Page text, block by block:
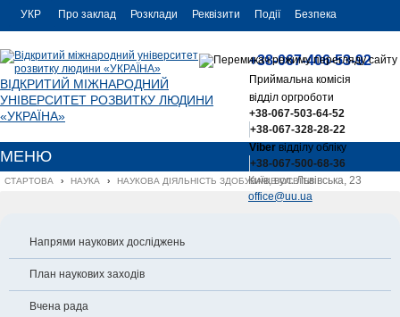
УКР
ENG
Про заклад Розклади Реквізити Події Безпека
ВІДКРИТИЙ МІЖНАРОДНИЙ
УНІВЕРСИТЕТ РОЗВИТКУ ЛЮДИНИ
«УКРАЇНА»
+38-067-406-53-92
Приймальна комісія
відділ оргроботи
+38-067-503-64-52
+38-067-328-28-22
Viberвідділу обліку
+38-067-500-68-36
Київ, вул. Львівська, 23
office@uu.ua
МЕНЮ
СТАРТОВА › НАУКА › НАУКОВА ДІЯЛЬНІСТЬ ЗДОБУВАЧІВ ОСВІТИ
Напрями наукових досліджень
План наукових заходів
Вчена рада